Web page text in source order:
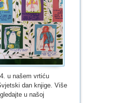
u našem vrtiću
dan knjige. Više
u našoj